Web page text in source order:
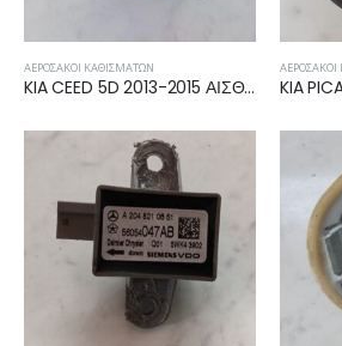
ΑΕΡΌΣΑΚΟΙ ΚΑΘΙΣΜΆΤΩΝ
KIA CEED 5D 2013-2015 ΑΙΣΘΗΤΗΡΑΣ ΚΡΟΥΣΗΣ AIRBAG